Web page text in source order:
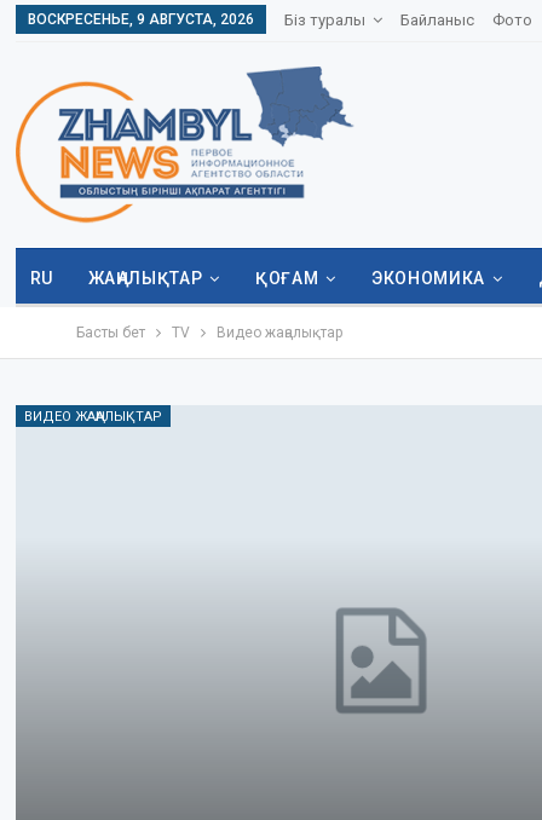
ВОСКРЕСЕНЬЕ, 9 АВГУСТА, 2026 Біз туралы Байланыс Фото
RU ЖАҢАЛЫҚТАР ҚОҒАМ ЭКОНОМИКА
Басты бет TV Видео жаңалықтар
ВИДЕО ЖАҢАЛЫҚТАР